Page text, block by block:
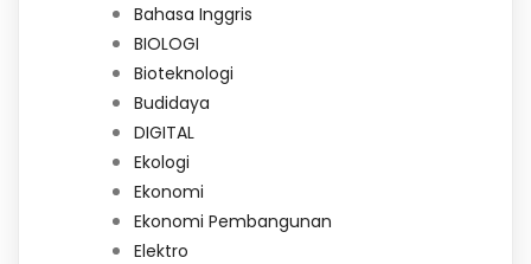
Bahasa Inggris
BIOLOGI
Bioteknologi
Budidaya
DIGITAL
Ekologi
Ekonomi
Ekonomi Pembangunan
Elektro